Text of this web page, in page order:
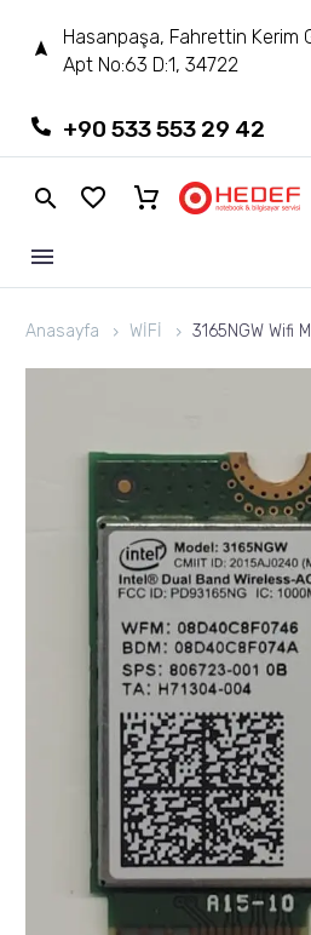
Hasanpaşa, Fahrettin Kerim
Apt No:63 D:1, 34722
+90 533 553 29 42
Anasayfa WİFİ 3165NGW Wifi